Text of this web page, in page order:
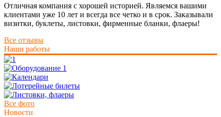
Отличная компания с хорошей историей. Являемся вашими
клиентами уже 10 лет и всегда все четко и в срок. Заказывали
визитки, буклеты, листовки, фирменные бланки, флаеры!
Все отзывы
Наши работы
Все фото
Новости